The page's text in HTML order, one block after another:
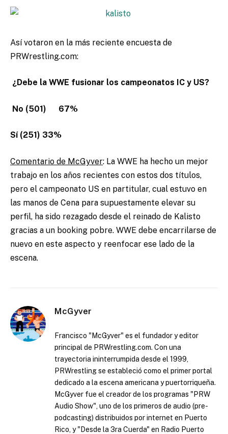
Así votaron en la más reciente encuesta de
PRWrestling.com:
¿Debe la WWE fusionar los campeonatos IC y US?
No (501) 67%
Sí (251) 33%
Comentario de McGyver: La WWE ha hecho un mejor
trabajo en los años recientes con estos dos títulos,
pero el campeonato US en partitular, cual estuvo en
las manos de Cena para supuestamente elevar su
perfil, ha sido rezagado desde el reinado de Kalisto
gracias a un booking pobre. WWE debe encarrilarse de
nuevo en este aspecto y reenfocar ese lado de la
escena.
McGyver
Francisco "McGyver" es el fundador y editor
principal de PRWrestling.com. Con una
trayectoria ininterrumpida desde el 1999,
PRWrestling se estableció como el primer portal
dedicado a la escena americana y puertorriqueña.
McGyver fue el creador de los programas "PRW
Audio Show", uno de los primeros de audio (pre-
podcasting) distribuidos por internet en Puerto
Rico, y "Desde la 3ra Cuerda" en Radio Puerto